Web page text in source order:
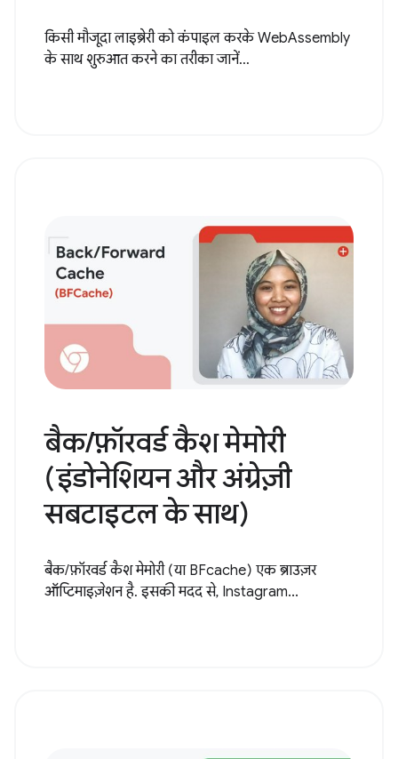
किसी मौजूदा लाइब्रेरी को कंपाइल करके WebAssembly
के साथ शुरुआत करने का तरीका जानें...
बैक/फ़ॉरवर्ड कैश मेमोरी
(इंडोनेशियन और अंग्रेज़ी
सबटाइटल के साथ)
बैक/फ़ॉरवर्ड कैश मेमोरी (या BFcache) एक ब्राउज़र
ऑप्टिमाइज़ेशन है. इसकी मदद से, Instagram...